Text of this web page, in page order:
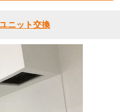
ニット交換